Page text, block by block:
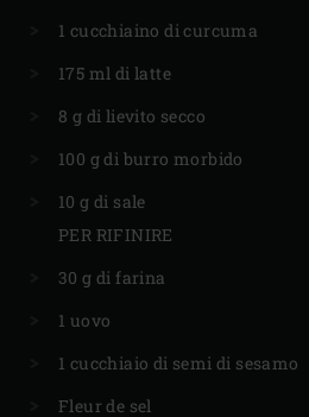
1 cucchiaino di curcuma
175 ml di latte
8 g di lievito secco
100 g di burro morbido
10 g di sale
PER RIFINIRE
30 g di farina
1 uovo
1 cucchiaio di semi di sesamo
Fleur de sel